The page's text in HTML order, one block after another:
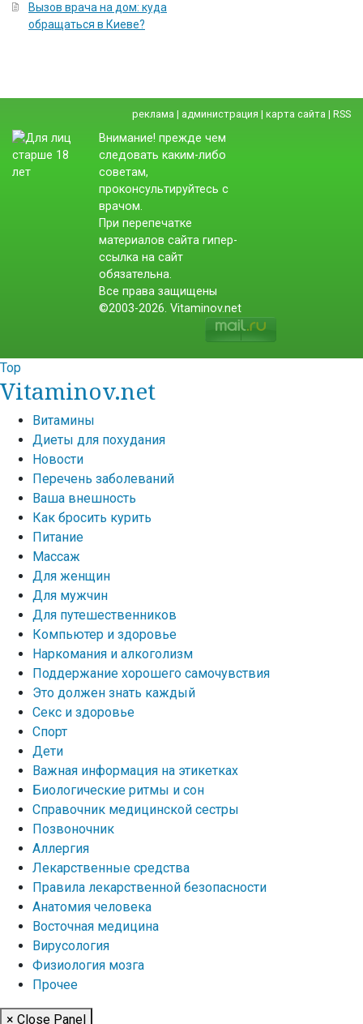
Вызов врача на дом: куда
обращаться в Киеве?
реклама | администрация | карта сайта | RSS
Внимание! прежде чем
следовать каким-либо
советам,
проконсультируйтесь с
врачом.
При перепечатке
материалов сайта гипер-
ссылка на сайт
обязательна.
Все права защищены
©2003-2026. Vitaminov.net
Top
Vitaminov.net
Витамины
Диеты для похудания
Новости
Перечень заболеваний
Ваша внешность
Как бросить курить
Питание
Массаж
Для женщин
Для мужчин
Для путешественников
Компьютер и здоровье
Наркомания и алкоголизм
Поддержание хорошего самочувствия
Это должен знать каждый
Секс и здоровье
Спорт
Дети
Важная информация на этикетках
Биологические ритмы и сон
Справочник медицинской сестры
Позвоночник
Аллергия
Лекарственные средства
Правила лекарственной безопасности
Aнатомия человека
Восточная медицина
Вирусология
Физиология мозга
Прочее
× Close Panel